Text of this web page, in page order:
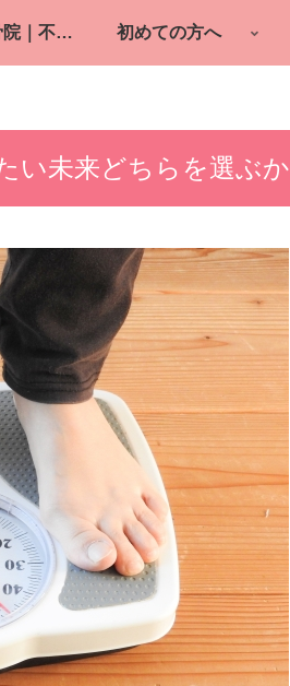
町田の鍼灸整骨院｜不妊鍼灸・逆子・産後ケア 初めての方へ
い未来どちらを選ぶか